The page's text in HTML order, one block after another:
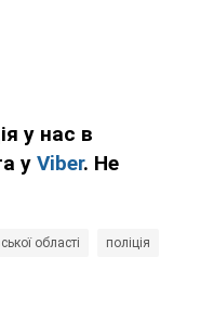
у нас в
у Viber. Не
області поліція